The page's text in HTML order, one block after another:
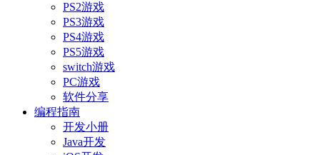
PS2游戏
PS3游戏
PS4游戏
PS5游戏
switch游戏
PC游戏
软件分享
编程指南
开发小册
Java开发